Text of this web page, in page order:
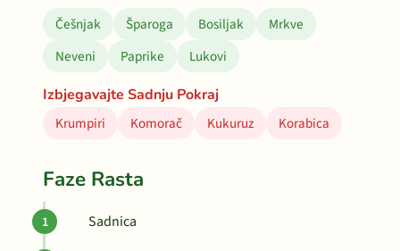
Češnjak Šparoga Bosiljak
Mrkve
Neveni
Paprike
Lukovi
Izbjegavajte Sadnju Pokraj
Krumpiri
Komorač Kukuruz Korabica
Faze Rasta
Sadnica